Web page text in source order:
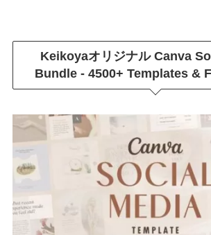
Keikoyaオリジナル Canva
Bundle - 4500+ Templates &